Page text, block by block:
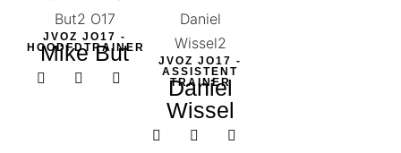
JVOZ JO17 -
HOODFDTRAINER
Mike But
JVOZ JO17 -
ASSISTENT
TRAINER
Daniel
Wissel